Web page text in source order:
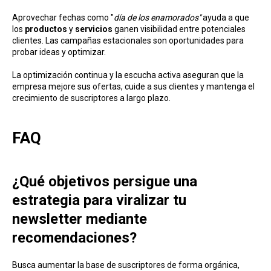
Aprovechar fechas como "día de los enamorados"ayuda a que
los productos y servicios ganen visibilidad entre potenciales
clientes. Las campañas estacionales son oportunidades para
probar ideas y optimizar.
La optimización continua y la escucha activa aseguran que la
empresa mejore sus ofertas, cuide a sus clientes y mantenga el
crecimiento de suscriptores a largo plazo.
FAQ
¿Qué objetivos persigue una
estrategia para viralizar tu
newsletter mediante
recomendaciones?
Busca aumentar la base de suscriptores de forma orgánica,